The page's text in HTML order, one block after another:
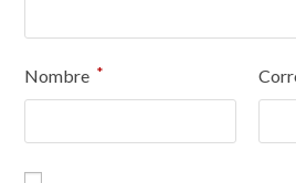
Nombre *